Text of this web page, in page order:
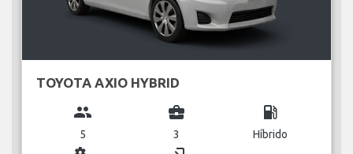
TOYOTA AXIO HYBRID
group
5
business_center
3
local_gas_station
Híbrido